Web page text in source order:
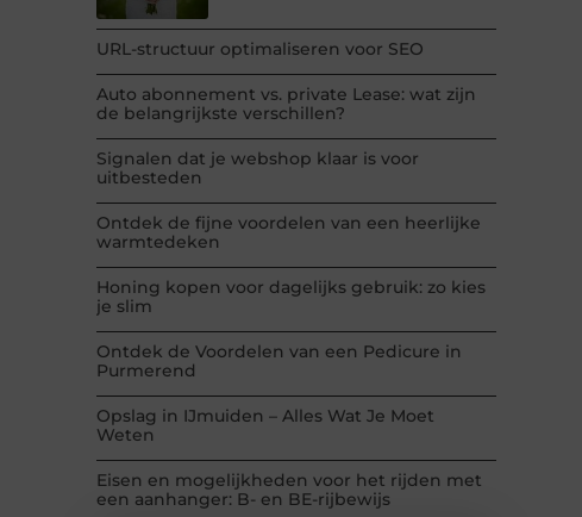
URL-structuur optimaliseren voor SEO
Auto abonnement vs. private Lease: wat zijn
de belangrijkste verschillen?
Signalen dat je webshop klaar is voor
uitbesteden
Ontdek de fijne voordelen van een heerlijke
warmtedeken
Honing kopen voor dagelijks gebruik: zo kies
je slim
Ontdek de Voordelen van een Pedicure in
Purmerend
Opslag in IJmuiden – Alles Wat Je Moet
Weten
Eisen en mogelijkheden voor het rijden met
een aanhanger: B- en BE-rijbewijs